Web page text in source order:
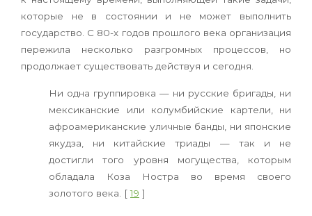
которые не в состоянии и не может выполнить
государство. С 80-х годов прошлого века организация
пережила несколько разгромных процессов, но
продолжает существовать действуя и сегодня.
Ни одна группировка — ни русские бригады, ни
мексиканские или колумбийские картели, ни
афроамериканские уличные банды, ни японские
якудза, ни китайские триады — так и не
достигли того уровня могущества, которым
обладала Коза Ностра во время своего
золотого века. [19 ]